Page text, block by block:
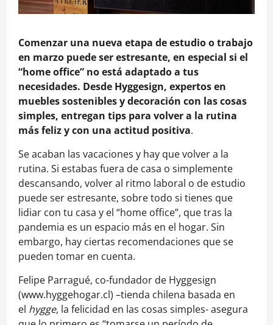
Comenzar una nueva etapa de estudio o trabajo
en marzo puede ser estresante, en especial si el
“home office” no está adaptado a tus
necesidades. Desde Hyggesign, expertos en
muebles sostenibles y decoración con las cosas
simples, entregan tips para volver a la rutina
más feliz y con una actitud positiva.
Se acaban las vacaciones y hay que volver a la
rutina. Si estabas fuera de casa o simplemente
descansando, volver al ritmo laboral o de estudio
puede ser estresante, sobre todo si tienes que
lidiar con tu casa y el “home office”, que tras la
pandemia es un espacio más en el hogar. Sin
embargo, hay ciertas recomendaciones que se
pueden tomar en cuenta.
Felipe Parragué, co-fundador de Hyggesign
(www.hyggehogar.cl) –tienda chilena basada en
el hygge, la felicidad en las cosas simples- asegura